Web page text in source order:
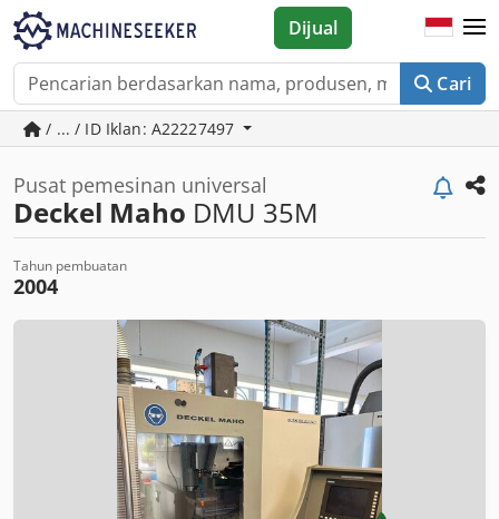
Cari
Dijual
/ ... / ID Iklan: A22227497
Pusat pemesinan universal
Deckel Maho DMU 35M
Tahun pembuatan
2004